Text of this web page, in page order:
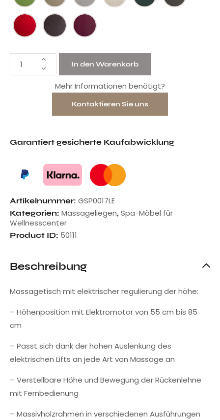
In den Warenkorb
Mehr Informationen benötigt?
Kontaktieren Sie uns
Garantiert gesicherte Kaufabwicklung
Artikelnummer: GSP0017LE
Kategorien: Massageliegen, Spa-Möbel für
Wellnesscenter
Product ID: 50111
Beschreibung
Massagetisch mit elektrischer regulierung der höhe:
– Höhenposition mit Elektromotor von 55 cm bis 85
cm
– Passt sich dank der hohen Auslenkung des
elektrischen Lifts an jede Art von Massage an
– Verstellbare Höhe und Bewegung der Rückenlehne
mit Fernbedienung
– Massivholzrahmen in verschiedenen Ausführungen